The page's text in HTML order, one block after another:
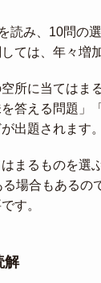
読み、10問の
ては、年々増
所に当てはま
答える問題」
出題されます。
まるものを選
場合もあるの
す。
解